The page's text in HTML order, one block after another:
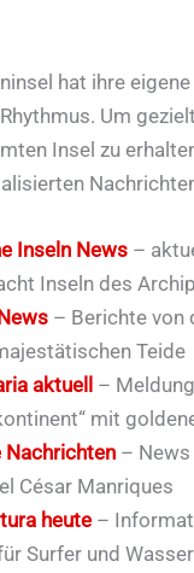
hat ihre
Um
Insel zu
Inseln News –
Inseln des
– Berichte von
Teide
aktuell –
mit
Nachrichten –
César Manriques
heute –
Surfer und